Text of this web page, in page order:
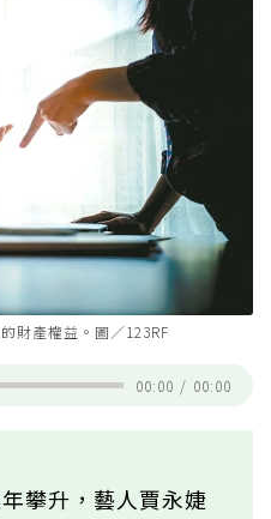
財產權益。圖／123RF
00:00 / 00:00
攀升，藝人賈永婕